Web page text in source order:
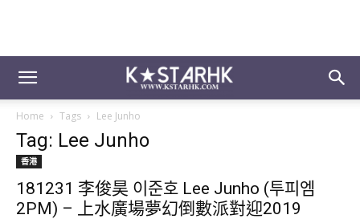
Home Tags Lee Junho
Tag: Lee Junho
香港
181231 李俊昊 이준호 Lee Junho (투피엠
2PM) – 上水廣場夢幻倒數派對迎2019